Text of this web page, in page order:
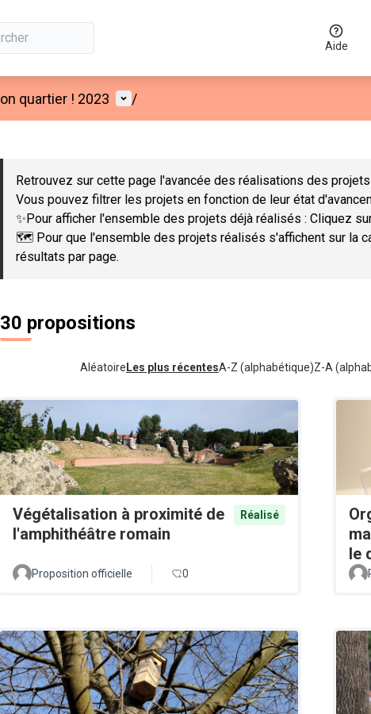
Aide
quartier ! 2023 Menu utilisateur
/
la carte
Retrouvez sur cette page l'avancée des réalisations des
Vous pouvez filtrer les projets en fonction de leur état
✨Pour afficher l'ensemble des projets déjà réalisés : Cliquez
🗺️ Pour que l'ensemble des projets réalisés s'affichent sur la
résultats par page.
30 propositions
Aléatoire Les plus récentesA-Z (alphabétique)Z-A
Végétalisation à proximité de
l'amphithéâtre romain
Réalisé
Proposition officielle 0
le